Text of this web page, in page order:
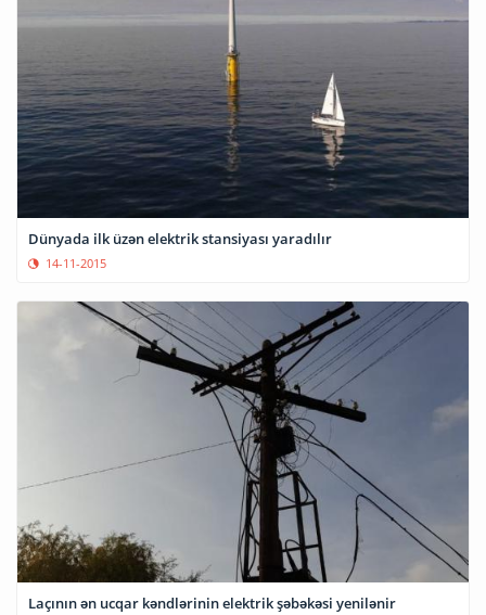
Dünyada ilk üzən elektrik stansiyası yaradılır
14-11-2015
Laçının ən ucqar kəndlərinin elektrik şəbəkəsi yenilənir